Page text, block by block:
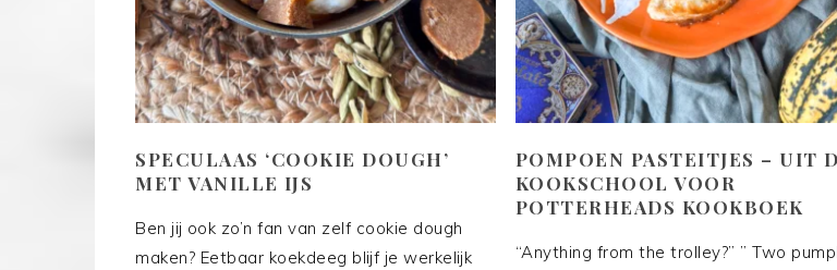
SPECULAAS ‘COOKIE DOUGH’
MET VANILLE IJS
Ben jij ook zo’n fan van zelf cookie dough
maken? Eetbaar koekdeeg blijf je werkelijk
POMPOEN PASTEITJES – UIT
KOOKSCHOOL VOOR
POTTERHEADS KOOKBOEK
“Anything from the trolley?” ” Two